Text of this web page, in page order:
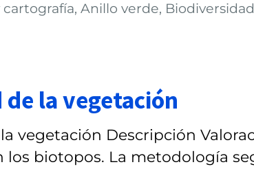
cartografía, Anillo verde,
la vegetación
vegetación Descripción
los biotopos. La metodología